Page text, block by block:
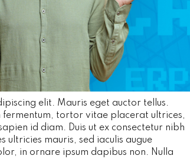
elit. Mauris eget auctor tellus.
fermentum, tortor vitae placerat ultrices,
id diam. Duis ut ex consectetur nibh
ultricies mauris, sed iaculis augue
in ornare ipsum dapibus non. Nulla